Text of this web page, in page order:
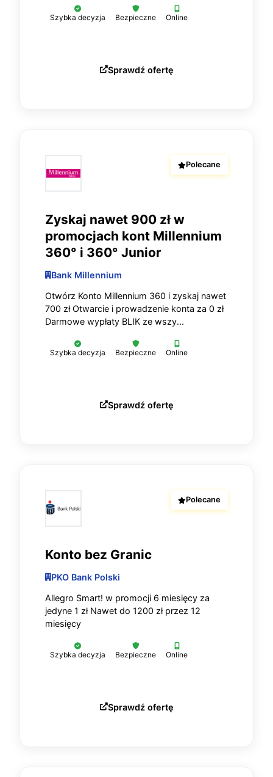
Szybka decyzja Bezpieczne Online
Sprawdź ofertę
Polecane
Zyskaj nawet 900 zł w
promocjach kont Millennium
360° i 360° Junior
Bank Millennium
Otwórz Konto Millennium 360 i zyskaj nawet
700 zł Otwarcie i prowadzenie konta za 0 zł
Darmowe wypłaty BLIK ze wszy...
Szybka decyzja Bezpieczne Online
Sprawdź ofertę
Polecane
Konto bez Granic
PKO Bank Polski
Allegro Smart! w promocji 6 miesięcy za
jedyne 1 zł Nawet do 1200 zł przez 12
miesięcy
Szybka decyzja Bezpieczne Online
Sprawdź ofertę